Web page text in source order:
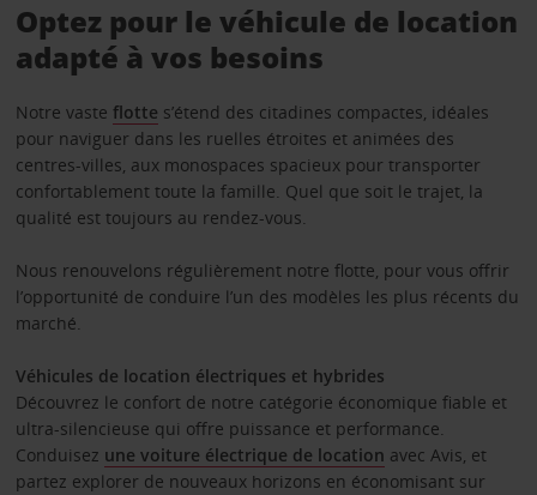
Optez pour le véhicule de location
adapté à vos besoins
Notre vaste flotte s’étend des citadines compactes, idéales
pour naviguer dans les ruelles étroites et animées des
centres-villes, aux monospaces spacieux pour transporter
confortablement toute la famille. Quel que soit le trajet, la
qualité est toujours au rendez-vous.
Nous renouvelons régulièrement notre flotte, pour vous offrir
l’opportunité de conduire l’un des modèles les plus récents du
marché.
Véhicules de location électriques et hybrides
Découvrez le confort de notre catégorie économique fiable et
ultra-silencieuse qui offre puissance et performance.
Conduisez une voiture électrique de location avec Avis, et
partez explorer de nouveaux horizons en économisant sur